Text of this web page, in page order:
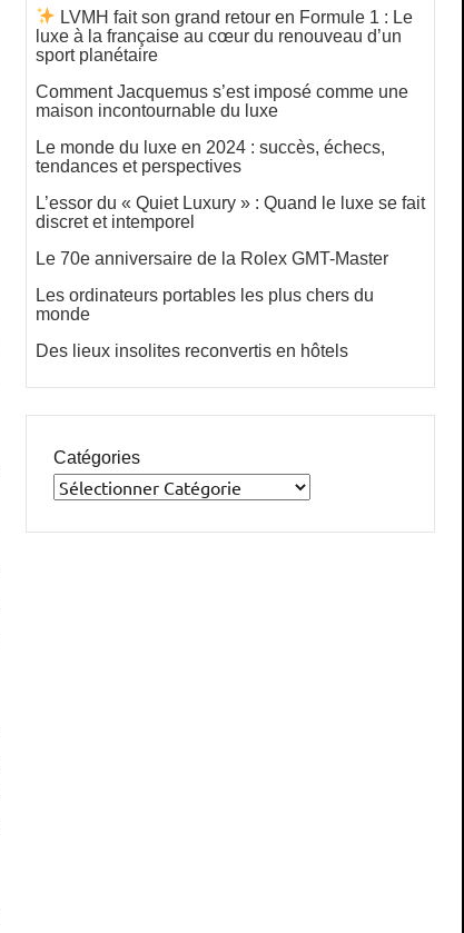
LVMH fait son grand retour en Formule 1 : Le
luxe à la française au cœur du renouveau d’un
sport planétaire
Comment Jacquemus s’est imposé comme une
maison incontournable du luxe
Le monde du luxe en 2024 : succès, échecs,
tendances et perspectives
L’essor du « Quiet Luxury » : Quand le luxe se fait
discret et intemporel
Le 70e anniversaire de la Rolex GMT-Master
Les ordinateurs portables les plus chers du
monde
Des lieux insolites reconvertis en hôtels
Catégories